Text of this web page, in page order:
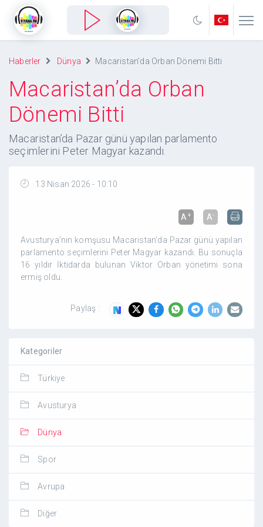
Haberler Dünya Macaristan’da Orban Dönemi Bitti
Macaristan’da Orban
Dönemi Bitti
Macaristan’da Pazar günü yapılan parlamento
seçimlerini Peter Magyar kazandı.
13 Nisan 2026 - 10:10
A+ A-
Avusturya’nın komşusu Macaristan’da Pazar günü yapılan
parlamento seçimlerini Peter Magyar kazandı. Bu sonuçla
16 yıldır İktidarda bulunan Viktor Orban yönetimi sona
ermiş oldu.
Paylaş :
Kategoriler
Türkiye
Avusturya
Dünya
Spor
Avrupa
Diğer